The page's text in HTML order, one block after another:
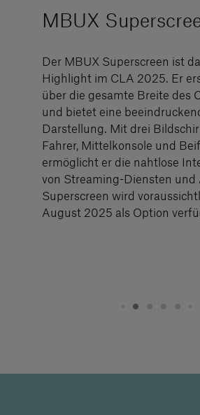
MBUX
Der MBUX Superscreen ist
Highlight im CLA 2025. Er
über die gesamte Breite des
und bietet eine
Darstellung. Mit drei
Fahrer, Mittelkonsole und
ermöglicht er die nahtlose
von Streaming-Diensten und
Superscreen wird
August 2025 als Option